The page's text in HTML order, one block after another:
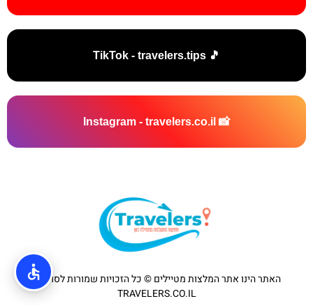
🎵 TikTok - travelers.tips
📸 Instagram - travelers.co.il
האתר הינו אתר המלצות מטיילים © כל הזכויות שמורות לסוכנות
TRAVELERS.CO.IL